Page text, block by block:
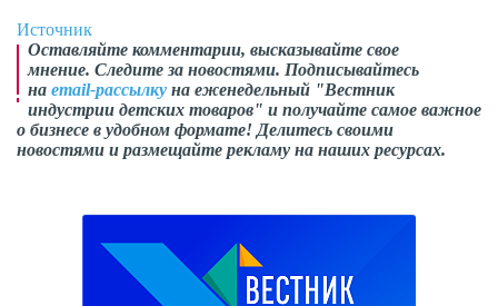
Источник
Оставляйте комментарии, высказывайте свое
мнение. Следите за новостями. Подписывайтесь
на email-рассылку на еженедельный "Вестник
индустрии детских товаров" и получайте самое важное
о бизнесе в удобном формате! Делитесь своими
новостями и размещайте рекламу на наших ресурсах.